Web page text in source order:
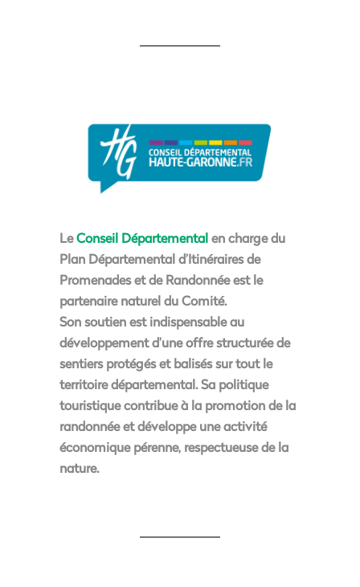
LeConseil Départementalen charge du
Plan Départemental d’Itinéraires de
Promenades et de Randonnée est le
partenaire naturel du Comité.
Son soutien est indispensable au
développement d’une offre structurée de
sentiers protégés et balisés sur tout le
territoire départemental. Sa politique
touristique contribue à la promotion de la
randonnée et développe une activité
économique pérenne, respectueuse de la
nature.